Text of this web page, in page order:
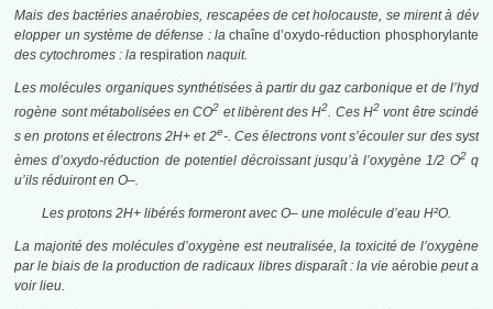
Mais des bactéries anaérobies, rescapées de cet holocauste, se mirent à dév
elopper un système de défense : lachaîne d’oxydo-réduction phosphorylante
des cytochromes : larespirationnaquit.
Les molécules organiques synthétisées à partir du gaz carbonique et de l’hyd
rogène sont métabolisées en CO2 et libèrent des H2. Ces H2 vont être scindé
s en protons et électrons 2H+ et 2e-. Ces électrons vont s’écouler sur des syst
èmes d’oxydo-réduction de potentiel décroissant jusqu’à l’oxygène1/2 O2 q
u’ils réduiront en O–.
Les protons 2H+ libérés formeront avec O– une molécule d’eau H²O.
La majorité des molécules d’oxygène est neutralisée, la toxicité de l’oxygène
par le biais de la production de radicaux libres disparaît : la vie aérobie peut a
voir lieu.